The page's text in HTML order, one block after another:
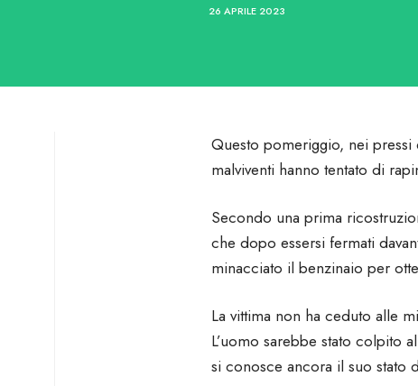
26 APRILE 2023
Questo pomeriggio, nei
malviventi hanno tentato di
Secondo una prima
che dopo essersi fermati
minacciato il benzinaio per
La vittima non ha ceduto alle
L’uomo sarebbe stato colpito
si conosce ancora il suo stato